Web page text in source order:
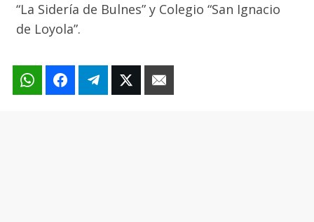
“La Sidería de Bulnes” y Colegio “San Ignacio
de Loyola”.